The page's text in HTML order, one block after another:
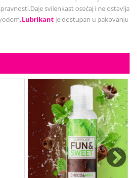
svilenkast osećaj i ne ostavlja
.Lubrikant je dostupan u pakovanju